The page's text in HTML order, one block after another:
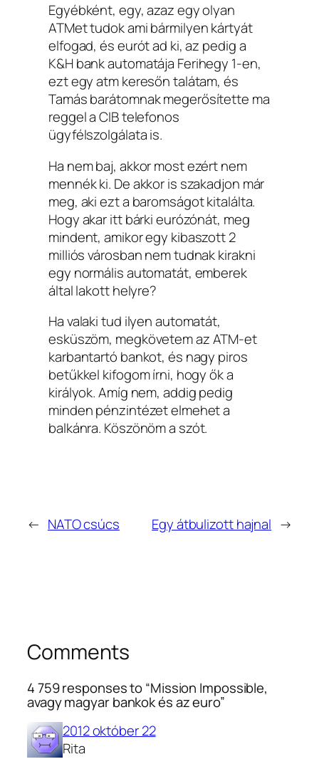
Egyébként, egy, azaz egy olyan
ATMet tudok ami bármilyen kártyát
elfogad, és eurót ad ki, az pedig a
K&H bank automatája Ferihegy 1-en,
ezt egy atm keresőn talátam, és
Tamás barátomnak megerősítette ma
reggel a CIB telefonos
ügyfélszolgálata is.
Ha nem baj, akkor most ezért nem
mennék ki. De akkor is szakadjon már
meg, aki ezt a baromságot kitalálta.
Hogy akar itt bárki eurózónát, meg
mindent, amikor egy kibaszott 2
milliós városban nem tudnak kirakni
egy normális automatát, emberek
által lakott helyre?
Ha valaki tud ilyen automatát,
esküszöm, megkövetem az ATM-et
karbantartó bankot, és nagy piros
betűkkel kifogom írni, hogy ők a
királyok. Amíg nem, addig pedig
minden pénzintézet elmehet a
balkánra. Köszönöm a szót.
← NATO csúcs Egy átbulizott hajnal →
Comments
4 759 responses to “Mission Impossible,
avagy magyar bankok és az euro”
2012 október 22
Rita